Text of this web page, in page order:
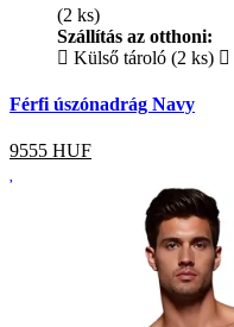
(2 ks)
Szállítás az otthoni:
Külső tároló (2 ks)
Férfi úszónadrág Navy
9555 HUF